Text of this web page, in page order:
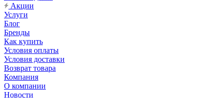
Акции
Услуги
Блог
Бренды
Как купить
Условия оплаты
Условия доставки
Возврат товара
Компания
О компании
Новости